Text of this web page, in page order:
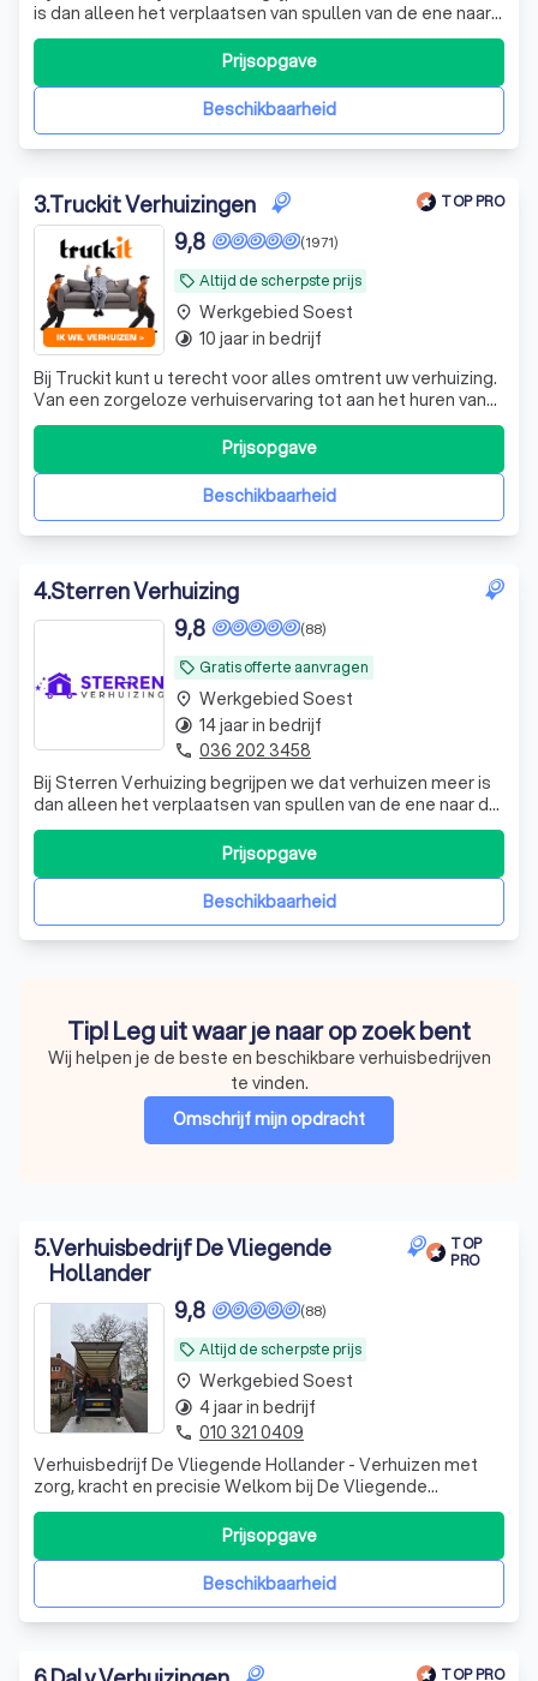
is dan alleen het verplaatsen van spullen van de ene naar
de andere locatie. Het is een belangrijke stap in uw leven,
of het nu gaat om een spoedverhuizing, een particuliere
verhuizing, het ontruimen van een woning, een
studentenverhuizing,Beschikbaarheid
Prijsopgave
3.Truckit Verhuizingen TOP PRO
local_offer Altijd de scherpste prijs
(1971)
9,8
Bij Truckit kunt u terecht voor alles omtrent uw verhuizing.
Van een zorgeloze verhuiservaring tot aan het huren van
een verhuisbus. Onze formule heeft al duizenden
tevreden klanten door heel Nederland geholpen. Of het
nu gaat om een grote of kleine verhuisklus, ons ervaren
team regelt het allemaaBeschikbaarheid
Prijsopgave
place Werkgebied Soest
timelapse 10 jaar in bedrijf
4.Sterren Verhuizing
local_offer Gratis offerte aanvragen
(88)
9,8
Bij Sterren Verhuizing begrijpen we dat verhuizen meer is
dan alleen het verplaatsen van spullen van de ene naar de
andere locatie. Het is een belangrijke stap in uw leven, of
het nu gaat om een nieuwe start in een andere stad, de
uitbreiding van uw bedrijf of het betrekken van uw
Beschikbaarheid
Prijsopgave
place Werkgebied Soest
timelapse 14 jaar in bedrijf
phone 036 202 3458
Tip! Leg uit waar je naar op zoek bent
Wij helpen je de beste en beschikbare verhuisbedrijven
te vinden.
Omschrijf mijn opdracht
5.Verhuisbedrijf De Vliegende
Hollander
TOP
PRO
local_offer Altijd de scherpste prijs
(88)
9,8
Verhuisbedrijf De Vliegende Hollander - Verhuizen met
zorg, kracht en precisie Welkom bij De Vliegende
Hollander Verhuizingen, jouw betrouwbare partner voor
een zorgeloze verhuizing!
Beschikbaarheid
Prijsopgave
place Werkgebied Soest
timelapse 4 jaar in bedrijf
phone 010 321 0409
TOP PRO